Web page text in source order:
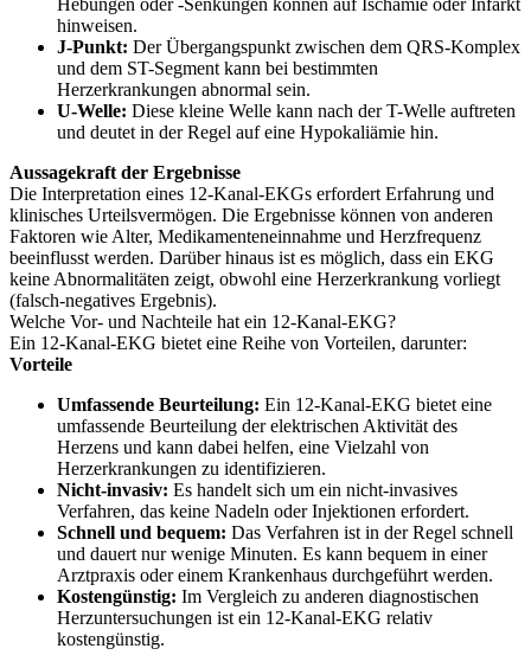
Hebungen oder -Senkungen können auf Ischämie oder Infarkt
hinweisen.
J-Punkt: Der Übergangspunkt zwischen dem QRS-Komplex
und dem ST-Segment kann bei bestimmten
Herzerkrankungen abnormal sein.
U-Welle: Diese kleine Welle kann nach der T-Welle auftreten
und deutet in der Regel auf eine Hypokaliämie hin.
Aussagekraft der Ergebnisse
Die Interpretation eines 12-Kanal-EKGs erfordert Erfahrung und
klinisches Urteilsvermögen. Die Ergebnisse können von anderen
Faktoren wie Alter, Medikamenteneinnahme und Herzfrequenz
beeinflusst werden. Darüber hinaus ist es möglich, dass ein EKG
keine Abnormalitäten zeigt, obwohl eine Herzerkrankung vorliegt
(falsch-negatives Ergebnis).
Welche Vor- und Nachteile hat ein 12-Kanal-EKG?
Ein 12-Kanal-EKG bietet eine Reihe von Vorteilen, darunter:
Vorteile
Umfassende Beurteilung: Ein 12-Kanal-EKG bietet eine
umfassende Beurteilung der elektrischen Aktivität des
Herzens und kann dabei helfen, eine Vielzahl von
Herzerkrankungen zu identifizieren.
Nicht-invasiv: Es handelt sich um ein nicht-invasives
Verfahren, das keine Nadeln oder Injektionen erfordert.
Schnell und bequem: Das Verfahren ist in der Regel schnell
und dauert nur wenige Minuten. Es kann bequem in einer
Arztpraxis oder einem Krankenhaus durchgeführt werden.
Kostengünstig: Im Vergleich zu anderen diagnostischen
Herzuntersuchungen ist ein 12-Kanal-EKG relativ
kostengünstig.